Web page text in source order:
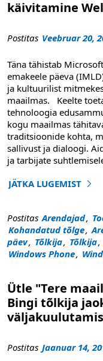
käivitamine
Postitas Veebruar 20,
Täna tähistab
emakeele päeva
ja kultuurilist
maailmas. Keelte
tehnoloogia
kogu maailmas
traditsioonide kohta,
sallivust ja dialoogi.
ja tarbijate
JÄTKA LUGEMIST
"Tähistame
Postitas Arendajad,
Kohandatud tõlge,
päev, Tõlkija, Tõlkija,
Windows Phone,
Ütle "Tere
Bingi tõlkija
Postitas Jaanuar 14,